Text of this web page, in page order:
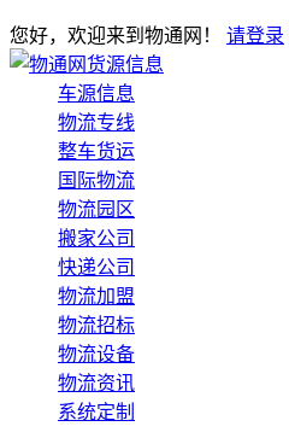
您好，欢迎来到物通网！ 请登录
货源信息
车源信息
物流专线
整车货运
国际物流
物流园区
搬家公司
快递公司
物流加盟
物流招标
物流设备
物流资讯
系统定制